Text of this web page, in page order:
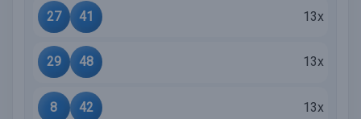
27 41 13x
29 48 13x
8 42 13x